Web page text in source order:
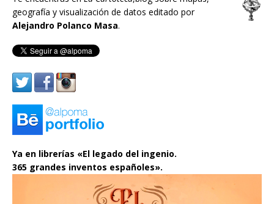
geografía y visualización de datos editado por
Alejandro Polanco Masa.
Ya en librerías «El legado del ingenio.
365 grandes inventos españoles».